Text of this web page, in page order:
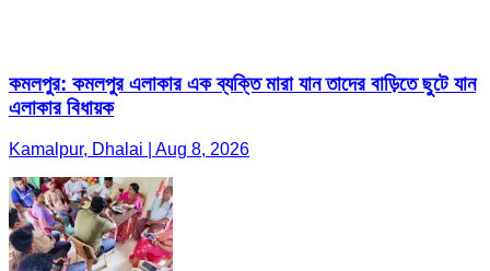
কমলপুর: কমলপুর এলাকার এক ব্যক্তি মারা যান তাদের বাড়িতে ছুটে যান
এলাকার বিধায়ক
Kamalpur, Dhalai | Aug 8, 2026